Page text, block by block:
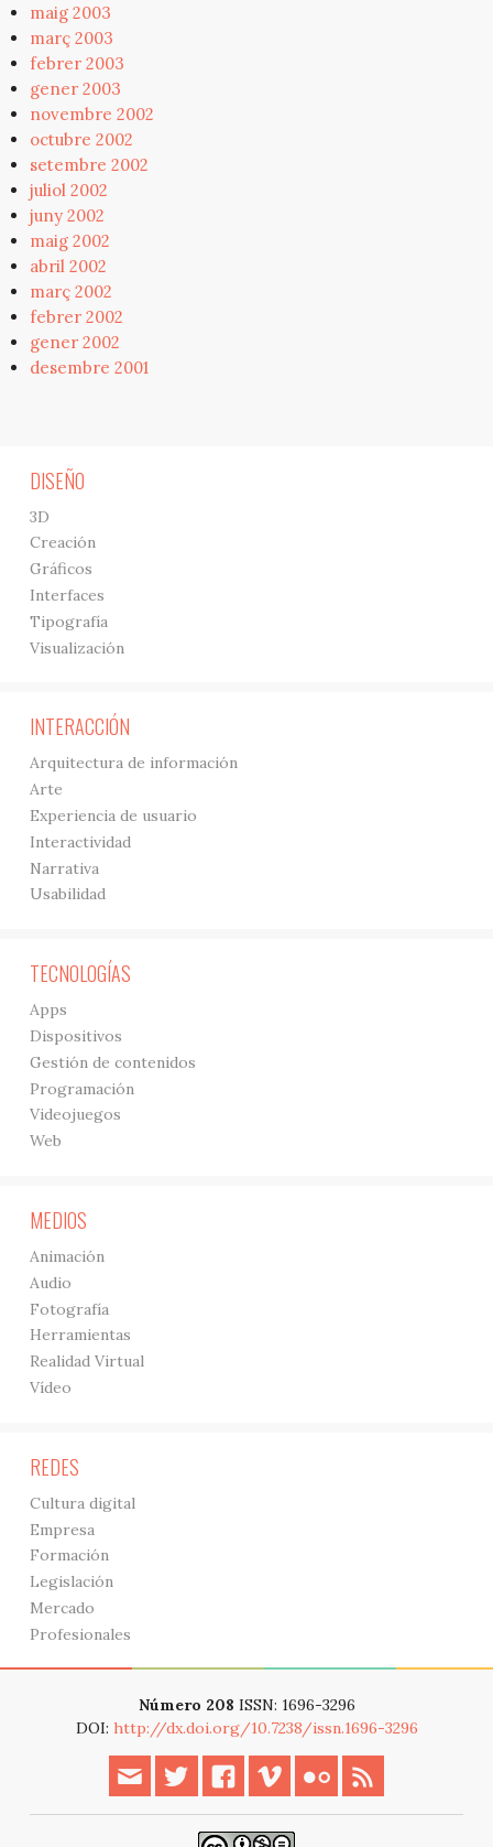
maig 2003
març 2003
febrer 2003
gener 2003
novembre 2002
octubre 2002
setembre 2002
juliol 2002
juny 2002
maig 2002
abril 2002
març 2002
febrer 2002
gener 2002
desembre 2001
DISEÑO
3D
Creación
Gráficos
Interfaces
Tipografía
Visualización
INTERACCIÓN
Arquitectura de información
Arte
Experiencia de usuario
Interactividad
Narrativa
Usabilidad
TECNOLOGÍAS
Apps
Dispositivos
Gestión de contenidos
Programación
Videojuegos
Web
MEDIOS
Animación
Audio
Fotografía
Herramientas
Realidad Virtual
Vídeo
REDES
Cultura digital
Empresa
Formación
Legislación
Mercado
Profesionales
Número 208 ISSN: 1696-3296
DOI: http://dx.doi.org/10.7238/issn.1696-3296